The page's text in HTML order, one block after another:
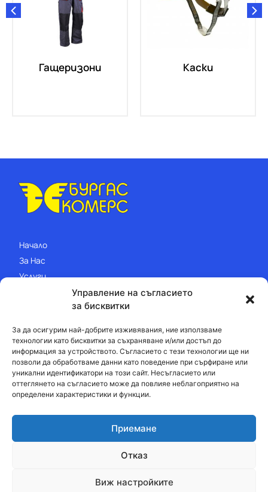
Управление на съгласието
за бисквитки
За да осигурим най-добрите изживявания, ние използваме
технологии като бисквитки за съхраняване и/или достъп до
информация за устройството. Съгласието с тези технологии ще ни
позволи да обработваме данни като поведение при сърфиране или
уникални идентификатори на този сайт. Несъгласието или
оттеглянето на съгласието може да повлияе неблагоприятно на
определени характеристики и функции.
Приемане
Отказ
Виж настройките
Гащеризони Каски
Начало
За Нас
Услуги
Контакти
+35956/84 44 53
+35956/84 51 60
WebsiteBuilderBG
Политика за поверителност